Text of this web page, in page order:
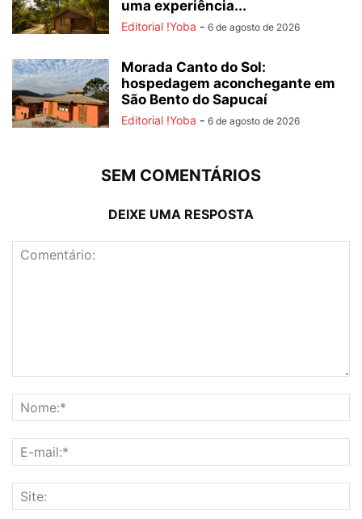
uma experiência...
Editorial !Yoba - 6 de agosto de 2026
Morada Canto do Sol:
hospedagem aconchegante em
São Bento do Sapucaí
Editorial !Yoba - 6 de agosto de 2026
SEM COMENTÁRIOS
DEIXE UMA RESPOSTA